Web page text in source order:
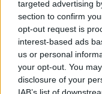
targeted advertising
section to confirm
opt-out request is
interest-based ads
us or personal
your opt-out. You
disclosure of your
ampumahiihtäjä.
ajassa 1:20:20
Hän on itse
unelma-aika
sekunnilla.